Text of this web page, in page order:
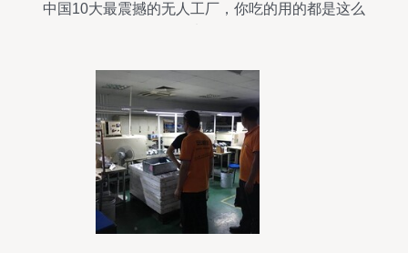
中国10大最震撼的无人工厂，你吃的用的都是这么